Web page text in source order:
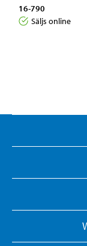
16-790
Säljs online